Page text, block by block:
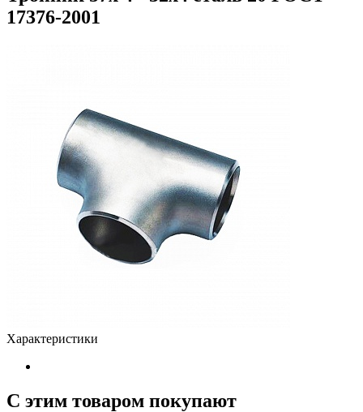
17376-2001
Характеристики
С этим товаром покупают